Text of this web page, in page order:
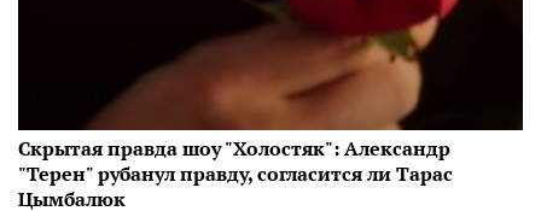
Скрытая правда шоу "Холостяк": Александр
"Терен" рубанул правду, согласится ли Тарас
Цымбалюк